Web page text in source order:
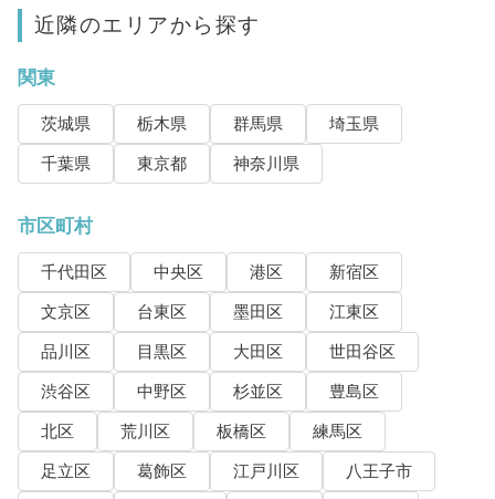
近隣のエリアから探す
関東
茨城県 栃木県 群馬県
埼玉県
千葉県
東京都 神奈川県
市区町村
千代田区 中央区 港区
新宿区
文京区
台東区 墨田区
江東区
品川区
目黒区 大田区
世田谷区
渋谷区
中野区 杉並区
豊島区
北区
荒川区 板橋区
練馬区
足立区
葛飾区 江戸川区
八王子市